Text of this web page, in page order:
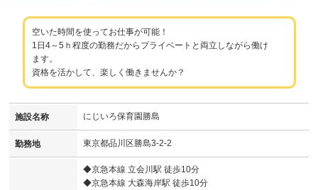
空いた時間を使ってお仕事が可能！
1日4～5ｈ程度の勤務だからプライベートと両立しながら働け
ます。
資格を活かして、楽しく働きませんか？
施設名称 にじいろ保育園勝島
勤務地 東京都品川区勝島3-2-2
◆京急本線 立会川駅 徒歩10分
◆京急本線 大森海岸駅 徒歩10分